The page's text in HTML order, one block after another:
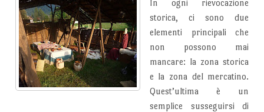
In ogni rievocazione
storica, ci sono due
elementi principali che
non possono mai
mancare: la zona storica
e la zona del mercatino.
Quest’ultima è un
semplice susseguirsi di